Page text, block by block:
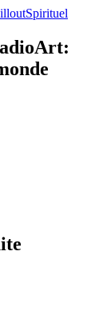
Spirituel